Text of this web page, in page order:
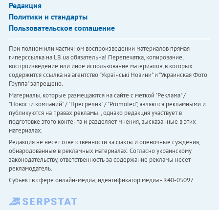
Редакция
Политики и стандарты
Пользовательское соглашение
При полном или частичном воспроизведении материалов прямая
гиперссылка на LB.ua обязательна! Перепечатка, копирование,
воспроизведение или иное использование материалов, в которых
содержится ссылка на агентство "Українськi Новини" и "Украинская Фото
Группа" запрещено.
Материалы, которые размещаются на сайте с меткой "Реклама" /
"Новости компаний" / "Пресрелиз" / "Promoted", являются рекламными и
публикуются на правах рекламы. , однако редакция участвует в
подготовке этого контента и разделяет мнения, высказанные в этих
материалах.
Редакция не несет ответственности за факты и оценочные суждения,
обнародованные в рекламных материалах. Согласно украинскому
законодательству, ответственность за содержание рекламы несет
рекламодатель.
Субъект в сфере онлайн-медиа; идентификатор медиа - R40-05097